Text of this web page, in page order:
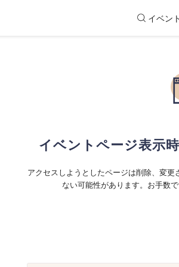
イベン
イベントページ表示
アクセスしようとしたページは削除、変
ない可能性があります。お手数